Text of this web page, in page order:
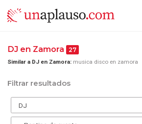
DJ en Zamora 27
Similar a DJ en Zamora: musica disco en zamora
Filtrar resultados